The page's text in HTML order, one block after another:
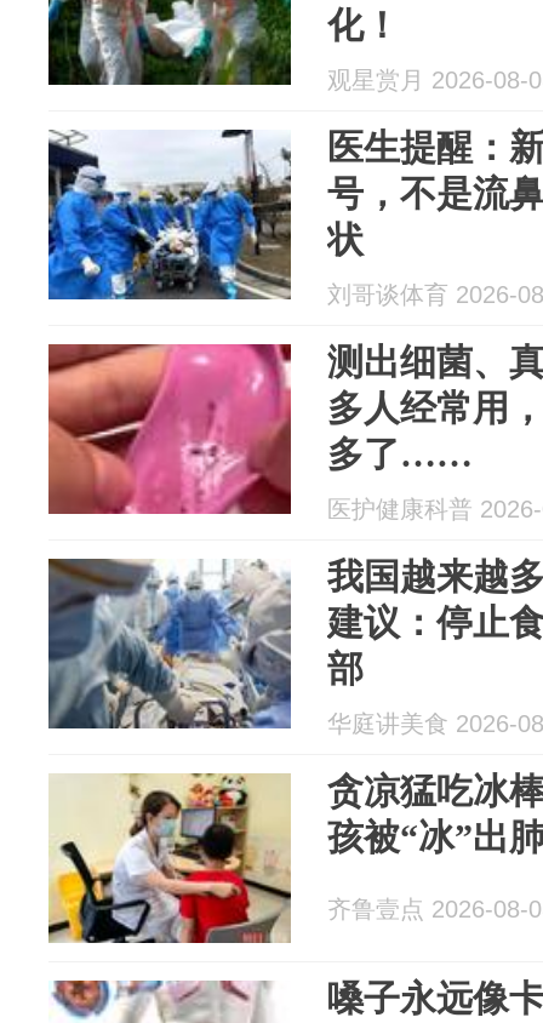
化！
观星赏月 2026-08-
医生提醒：
号，不是流
状
刘哥谈体育 2026-
测出细菌、
多人经常用
多了……
医护健康科普
我国越来越
建议：停止
部
华庭讲美食 2026-
贪凉猛吃冰
孩被“冰”出
齐鲁壹点 2026-08-
嗓子永远像